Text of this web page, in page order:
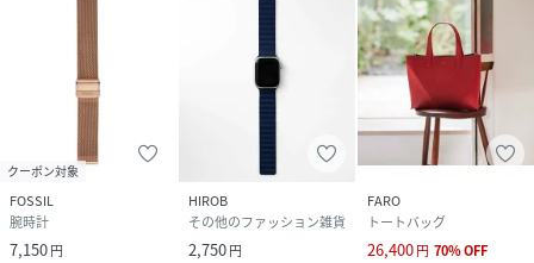
クーポン対象
FOSSIL
腕時計
7,150円
HIROB
その他のファッション雑貨
2,750円
FARO
トートバッグ
26,400円 70%OFF